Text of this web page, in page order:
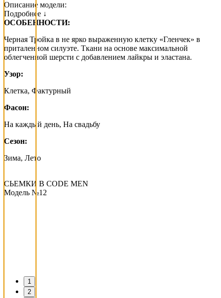
Описание модели:
Подробнее ↓
ОСОБЕННОСТИ:
Черная Тройка в не ярко выраженную клетку «Гленчек» в
приталенном силуэте. Ткани на основе максимальной
облегченной шерсти с добавлением лайкры и эластана.
Узор:
Клетка, Фактурный
Фасон:
На каждый день, На свадьбу
Сезон:
Зима, Лето
СЬЕМКИ В СODE MEN
Модель №12
1
2